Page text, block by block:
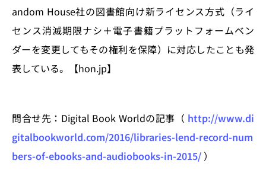
andom House社の図書館向け新ライセンス方式（ライ
センス消滅期限ナシ＋電子書籍プラットフォームベン
ダーを変更してもその権利を保障）に対応したことも発
表している。【hon.jp】
問合せ先：Digital Book Worldの記事（ http://www.di
gitalbookworld.com/2016/libraries-lend-record-num
bers-of-ebooks-and-audiobooks-in-2015/ ）